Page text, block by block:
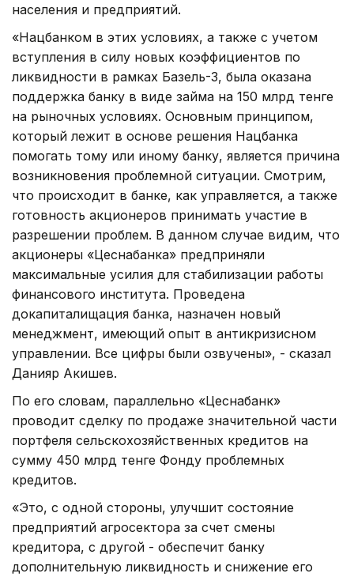
населения и предприятий.
«Нацбанком в этих условиях, а также с учетом
вступления в силу новых коэффициентов по
ликвидности в рамках Базель-3, была оказана
поддержка банку в виде займа на 150 млрд тенге
на рыночных условиях. Основным принципом,
который лежит в основе решения Нацбанка
помогать тому или иному банку, является причина
возникновения проблемной ситуации. Смотрим,
что происходит в банке, как управляется, а также
готовность акционеров принимать участие в
разрешении проблем. В данном случае видим, что
акционеры «Цеснабанка» предприняли
максимальные усилия для стабилизации работы
финансового института. Проведена
докапиталищация банка, назначен новый
менеджмент, имеющий опыт в антикризисном
управлении. Все цифры были озвучены», - сказал
Данияр Акишев.
По его словам, параллельно «Цеснабанк»
проводит сделку по продаже значительной части
портфеля сельскохозяйственных кредитов на
сумму 450 млрд тенге Фонду проблемных
кредитов.
«Это, с одной стороны, улучшит состояние
предприятий агросектора за счет смены
кредитора, с другой - обеспечит банку
дополнительную ликвидность и снижение его